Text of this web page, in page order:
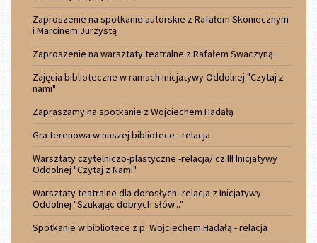
Zaproszenie na spotkanie autorskie z Rafałem Skoniecznym
i Marcinem Jurzystą
Zaproszenie na warsztaty teatralne z Rafałem Swaczyną
Zajęcia biblioteczne w ramach Inicjatywy Oddolnej "Czytaj z
nami"
Zapraszamy na spotkanie z Wojciechem Hadałą
Gra terenowa w naszej bibliotece - relacja
Warsztaty czytelniczo-plastyczne -relacja/ cz.III Inicjatywy
Oddolnej "Czytaj z Nami"
Warsztaty teatralne dla dorosłych -relacja z Inicjatywy
Oddolnej "Szukając dobrych słów..."
Spotkanie w bibliotece z p. Wojciechem Hadałą - relacja